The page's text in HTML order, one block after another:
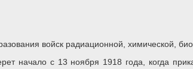
войск радиационной, химической,
начало с 13 ноября 1918 года, когда